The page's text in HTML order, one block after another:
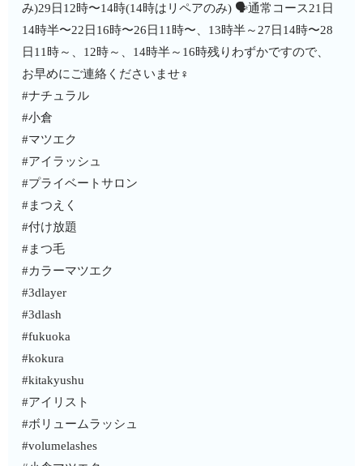
み)29日12時〜14時(14時はリペアのみ) 🗣通常コース21日
14時半〜22日16時〜26日11時〜、13時半～27日14時〜28
日11時～、12時～、14時半～16時残りわずかですので、
お早めにご連絡くださいませ‍♀️
#ナチュラル
#小倉
#マツエク
#アイラッシュ
#プライベートサロン
#まつえく
#付け放題
#まつ毛
#カラーマツエク
#3dlayer
#3dlash
#fukuoka
#kokura
#kitakyushu
#アイリスト
#ボリュームラッシュ
#volumelashes